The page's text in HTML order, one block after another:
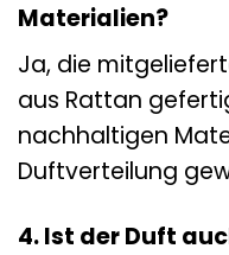
Materialien?
Ja, die
aus Rattan
nachhaltigen
Duftverteilung
4. Ist der Duft